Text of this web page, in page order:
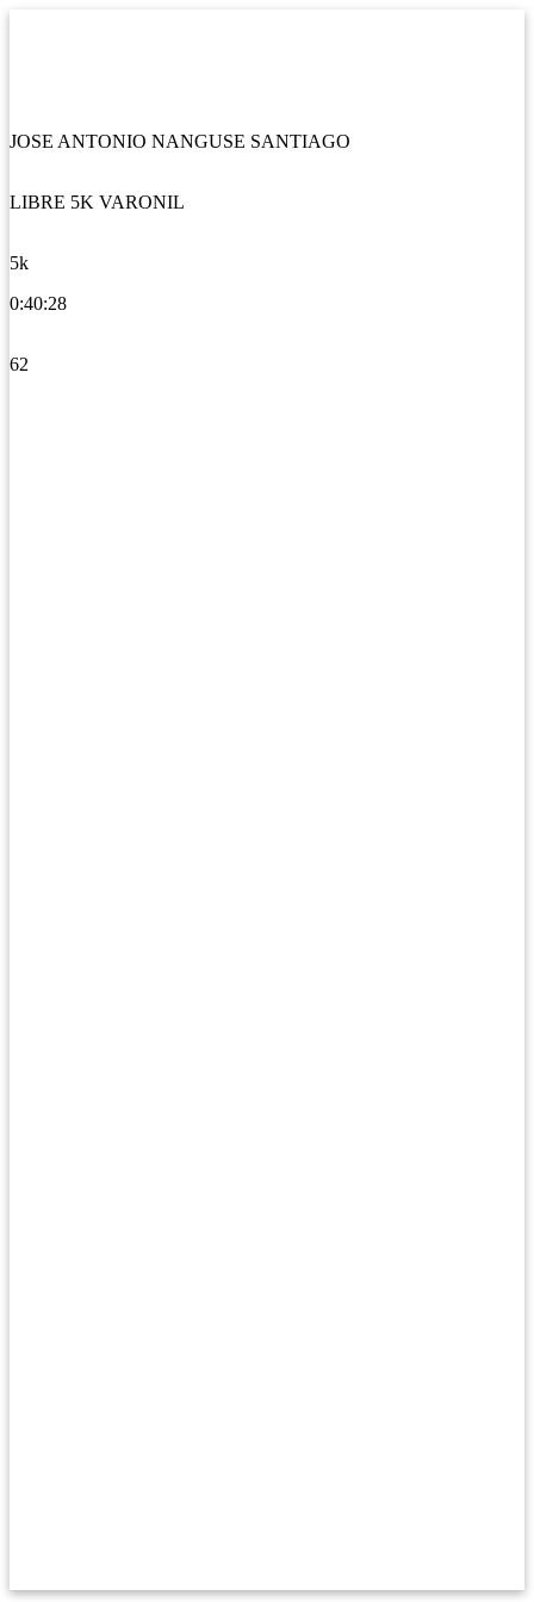
JOSE ANTONIO NANGUSE SANTIAGO
LIBRE 5K VARONIL
5k
0:40:28
62